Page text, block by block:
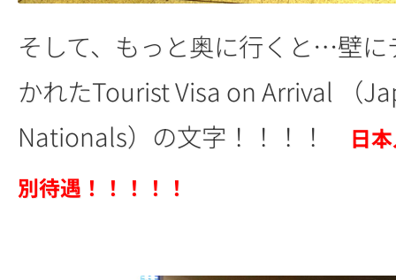
そして、もっと奥に行くと…壁に
かれたTourist Visa on Arrival （
Nationals）の文字！！！！
日
別待遇！！！！！